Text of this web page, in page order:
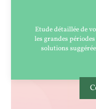
Etude détaillée de
les grandes
solutions